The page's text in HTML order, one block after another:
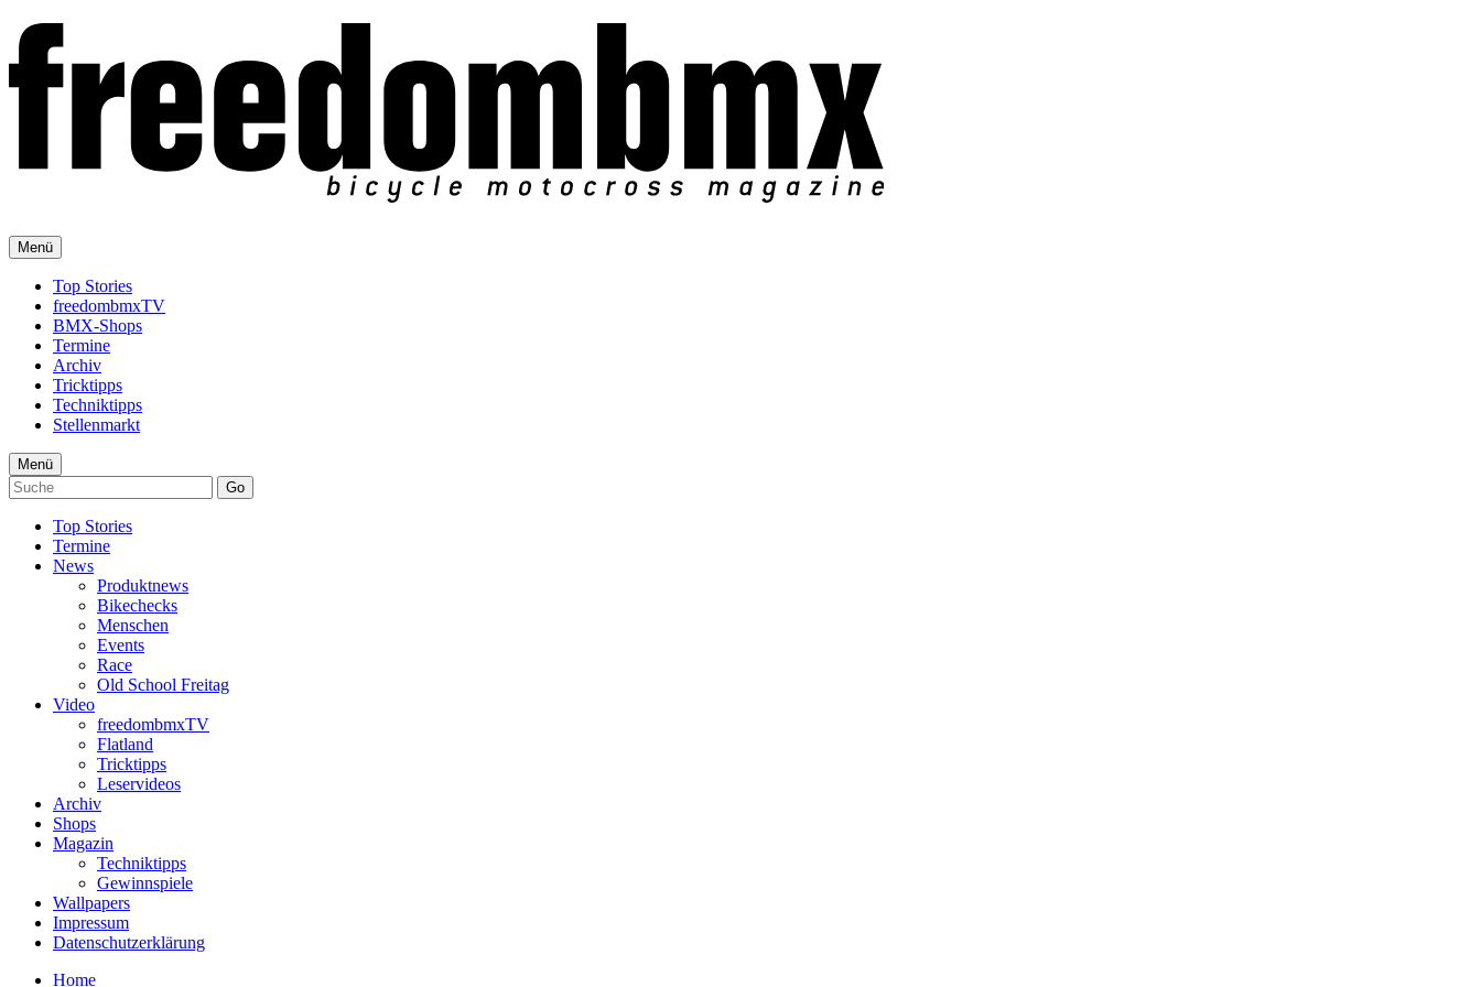
Menü
Top Stories
freedombmxTV
BMX-Shops
Termine
Archiv
Tricktipps
Techniktipps
Stellenmarkt
Menü
Go
Top Stories
Termine
News
Produktnews
Bikechecks
Menschen
Events
Race
Old School Freitag
Video
freedombmxTV
Flatland
Tricktipps
Leservideos
Archiv
Shops
Magazin
Techniktipps
Gewinnspiele
Wallpapers
Impressum
Datenschutzerklärung
Home